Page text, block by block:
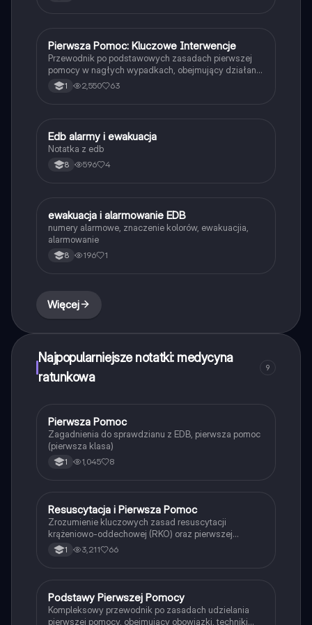
przyczynach oparzeń, metodach chłodzenia oraz
Edukacja dla bezpieczeństwa
Pierwsza Pomoc: Kluczowe Interwencje
Przewodnik po podstawowych zasadach pierwszej
pomocy w nagłych wypadkach, obejmujący działania
w przypadku oparzeń, urazów, udarów, cukrzycy i
innych stanów zagrożenia zdrowia. Dowiedz się, jak
1 2,550 63
Edukacja dla bezpieczeństwa
Edb alarmy i ewakuacja
Notatka z edb
8 596 4
Edukacja dla bezpieczeństwa
ewakuacja i alarmowanie EDB
numery alarmowe, znaczenie kolorów, ewakuacjia,
alarmowanie
8 196 1
Więcej
Najpopularniejsze notatki: medycyna
ratunkowa
9
Edukacja dla bezpieczeństwa
Pierwsza Pomoc
Zagadnienia do sprawdzianu z EDB, pierwsza pomoc
(pierwsza klasa)
1 1,045 8
Edukacja dla bezpieczeństwa
Resuscytacja i Pierwsza Pomoc
Zrozumienie kluczowych zasad resuscytacji
krążeniowo-oddechowej (RKO) oraz pierwszej
pomocy w sytuacjach zagrożenia życia. Dowiedz się,
jak reagować w przypadku utraty przytomności, jakie
dotyczące postępowania w nagłych wypadkach oraz
numery alarmowe. Typ: prezentacja.
1 3,211 66
Edukacja dla bezpieczeństwa
Podstawy Pierwszej Pomocy
Kompleksowy przewodnik po zasadach udzielania
pierwszej pomocy, obejmujący obowiązki, techniki